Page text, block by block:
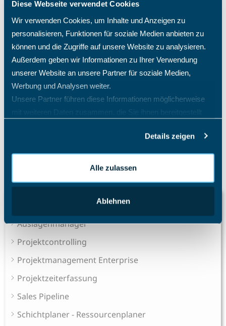
Diese Webseite verwendet Cookies
Wir verwenden Cookies, um Inhalte und Anzeigen zu
personalisieren, Funktionen für soziale Medien anbieten zu
können und die Zugriffe auf unsere Website zu analysieren.
Außerdem geben wir Informationen zu Ihrer Verwendung
unserer Website an unsere Partner für soziale Medien,
Werbung und Analysen weiter.
Unsere Partner führen diese Informationen möglicherweise
mit weiteren Daten zusammen, die Sie ihnen bereitgestellt
Details zeigen
Alle zulassen
Ablehnen
Auslagenmanager
Projektcontrolling
Projektmanagement Enterprise
Projektzeiterfassung
Sales Pipeline
Schichtplaner - Ressourcenplaner
Zurück
Gibt es im TimO auch eine AI-Hilfe?
Tagesübergreifende Zeitbuchungen